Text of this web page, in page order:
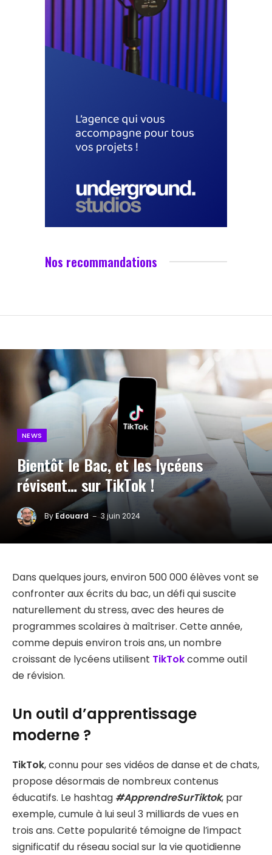
Nos recommandations
NEWS
Bientôt le Bac, et les lycéens
révisent… sur TikTok !
By Edouard 3 juin 2024
Dans quelques jours, environ 500 000 élèves vont se
confronter aux écrits du bac, un défi qui suscite
naturellement du stress, avec des heures de
programmes scolaires à maîtriser. Cette année,
comme depuis environ trois ans, un nombre
croissant de lycéens utilisent TikTokcomme outil
de révision.
Un outil d’apprentissage
moderne ?
TikTok, connu pour ses vidéos de danse et de chats,
propose désormais de nombreux contenus
éducatifs. Le hashtag #ApprendreSurTiktok, par
exemple, cumule à lui seul 3 milliards de vues en
trois ans. Cette popularité témoigne de l’impact
significatif du réseau social sur la vie quotidienne